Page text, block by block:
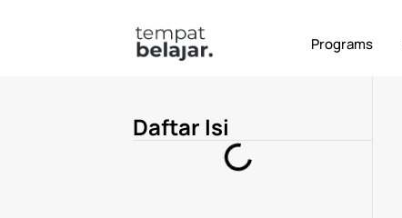
Programs
Daftar Isi